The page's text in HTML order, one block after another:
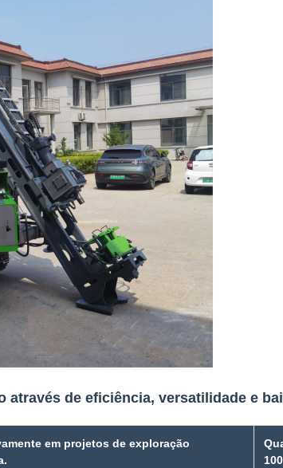
através de eficiência, versatilidade e
em projetos de exploração